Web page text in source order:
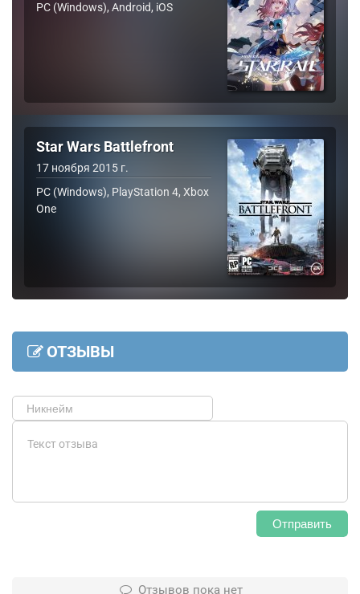
PC (Windows), Android, iOS
Star Wars Battlefront
17 ноября 2015 г.
PC (Windows), PlayStation 4, Xbox
One
ОТЗЫВЫ
Отправить
Отзывов пока нет